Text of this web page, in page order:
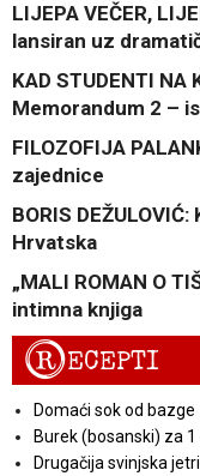
LIJEPA VEČER,
lansiran uz
KAD STUDENTI NA
Memorandum 2 –
FILOZOFIJA
zajednice
BORIS
Hrvatska
„MALI ROMAN O
intimna knjiga
RECEPTI
Domaći sok od bazge
Burek (bosanski) za
Drugačija svinjska